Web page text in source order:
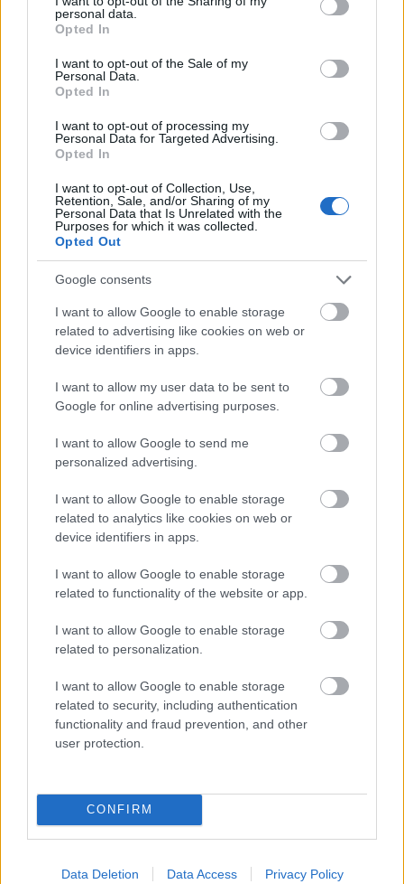
grant or deny consent to Google and its third-party tags to
use your data for below specified purposes in below Google
consent section.
personal data.
Opted In
I want to opt-out of the Sale of my
Personal Data.
Opted In
I want to opt-out of processing my
Personal Data for Targeted Advertising.
Opted In
I want to opt-out of Collection, Use,
Retention, Sale, and/or Sharing of my
Personal Data that Is Unrelated with the
Purposes for which it was collected.
Opted Out
Google consents
I want to allow Google to enable storage
related to advertising like cookies on web or
device identifiers in apps.
I want to allow my user data to be sent to
Google for online advertising purposes.
I want to allow Google to send me
personalized advertising.
I want to allow Google to enable storage
related to analytics like cookies on web or
device identifiers in apps.
I want to allow Google to enable storage
related to functionality of the website or app.
I want to allow Google to enable storage
related to personalization.
I want to allow Google to enable storage
related to security, including authentication
functionality and fraud prevention, and other
user protection.
CONFIRM
Data Deletion Data Access Privacy Policy
Másfélszeresére bővítik Hódmezővásárhely jó hírű
református iskoláját
A Szőnyi Benjámin Általános Iskola fejlesztését a FERROÉP
kivitelezheti; a munkák csaknem egy évig tartanak majd.
Látványos építési szakasz indult be a
Flórián téri felüljárón
Paks II.: Mit jelent az 5. blokk új
árnyékában?
Elkészült a Liszt Ferenc repülőtér
közelében lévő logisztikai bázis út- és
közműhálózatának fejlesztése
Egyetlen, fél évszázados vezetéken
múlt Bicske vízellátása
HÍRLEVÉL
Név